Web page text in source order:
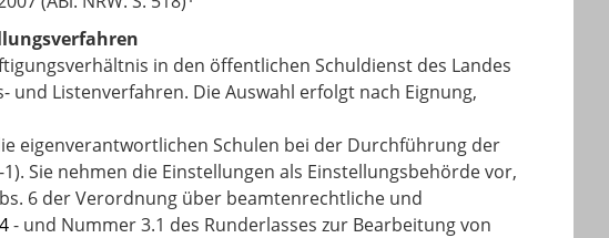
in den öffentlichen Schuldienst des Landes
Listenverfahren. Die Auswahl erfolgt nach Eignung,
eigenverantwortlichen Schulen bei der Durchführung der
Sie nehmen die Einstellungen als Einstellungsbehörde vor,
6 der Verordnung über beamtenrechtliche und
- und Nummer 3.1 des Runderlasses zur Bearbeitung von